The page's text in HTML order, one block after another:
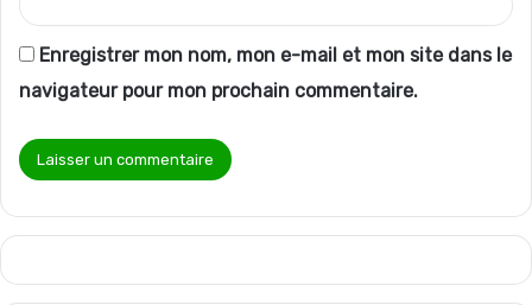
Enregistrer mon nom, mon e-mail et mon site dans le
navigateur pour mon prochain commentaire.